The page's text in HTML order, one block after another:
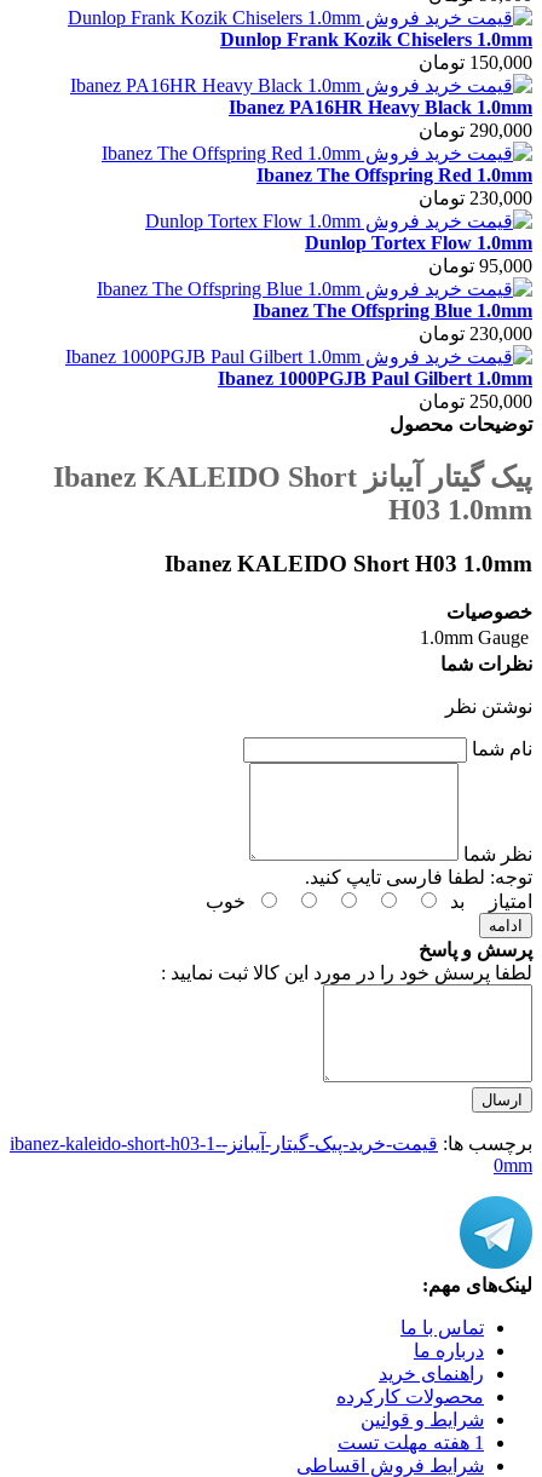
Dunlop Frank Kozik Chiselers 1.0mm
150,000 تومان
Ibanez PA16HR Heavy Black 1.0mm
290,000 تومان
Ibanez The Offspring Red 1.0mm
230,000 تومان
Dunlop Tortex Flow 1.0mm
95,000 تومان
Ibanez The Offspring Blue 1.0mm
230,000 تومان
Ibanez 1000PGJB Paul Gilbert 1.0mm
250,000 تومان
توضیحات محصول
پیک گیتار آیبانز Ibanez KALEIDO Short
H03 1.0mm
Ibanez KALEIDO Short H03 1.0mm
خصوصیات
Gauge
1.0mm
نظرات شما
نوشتن نظر
نام شما
نظر شما
توجه: لطفا فارسی تایپ کنید.
امتیاز
بد خوب
ادامه
پرسش و پاسخ
لطفا پرسش خود را در مورد این کالا ثبت نمایید :
ارسال
برچسب ها:
قیمت-خرید-پیک-گیتار-آیبانز-ibanez-kaleido-short-h03-1-
0mm
لینک‌های مهم:
تماس با ما
درباره ما
راهنمای خرید
محصولات کارکرده
شرایط و قوانین
1 هفته مهلت تست
شرایط فروش اقساطی